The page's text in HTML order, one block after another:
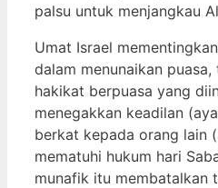
palsu untuk menjangkau
Umat Israel
dalam menunaikan
hakikat berpuasa yang
menegakkan keadilan
berkat kepada orang lain
mematuhi hukum hari
munafik itu membatalkan